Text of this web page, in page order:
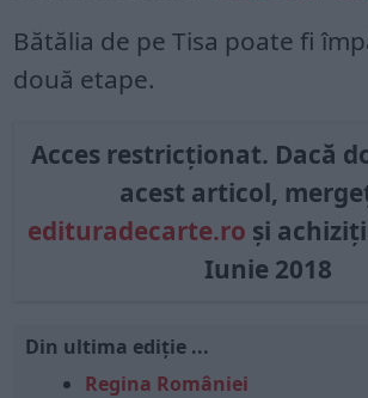
Bătălia de pe Tisa poate fi
două etape.
Acces restricționat. Dacă
acest articol,
edituradecarte.ro și
Iunie 2018
Din ultima ediție ...
Regina României